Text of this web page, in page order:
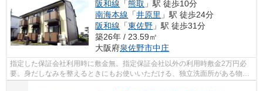
阪和線 「熊取 」駅 徒歩10分
南海本線 「井原里 」駅 徒歩24分
阪和線 「東佐野 」駅 徒歩31分
築26年 / 23.59㎡
大阪府泉佐野市中庄
指定した保証会社利用時に敷金無。指定保証会社以外の利用時敷金2万円必
要。身だしなみを整えるときにもお使いいただける、独立洗面所がある物件
です。